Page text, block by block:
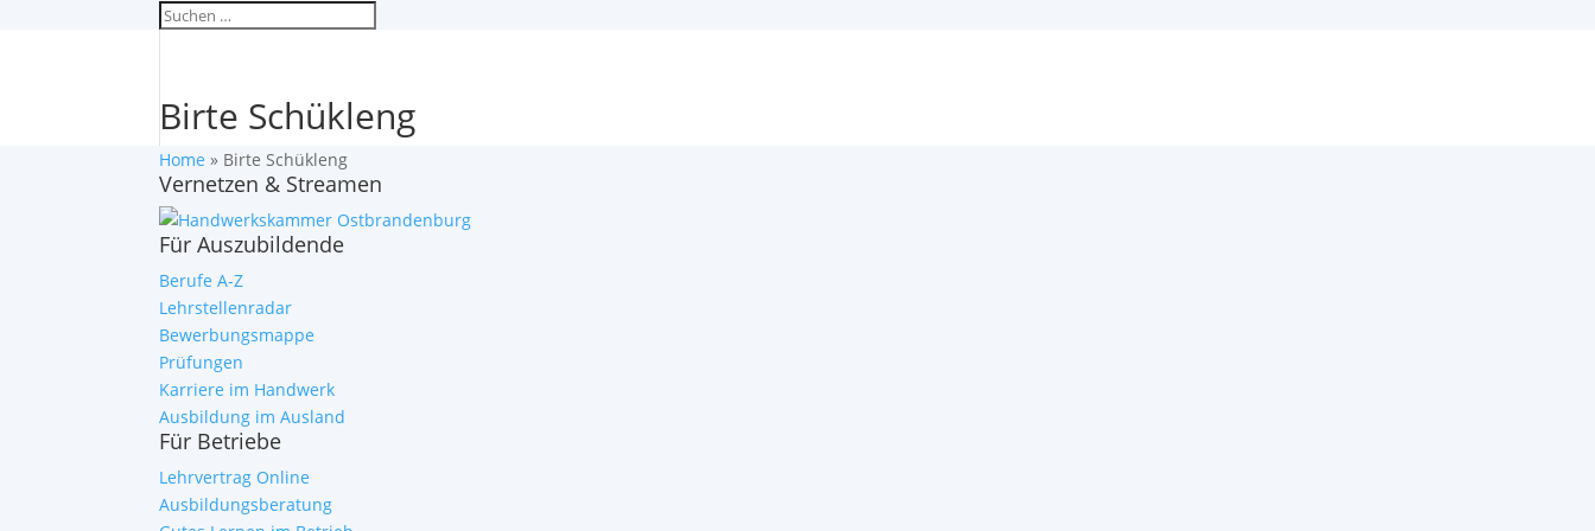
Birte Schükleng
Home » Birte Schükleng
Vernetzen & Streamen
Für Auszubildende
Berufe A-Z
Lehrstellenradar
Bewerbungsmappe
Prüfungen
Karriere im Handwerk
Ausbildung im Ausland
Für Betriebe
Lehrvertrag Online
Ausbildungsberatung